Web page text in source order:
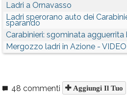
Ladri a Ornavasso
Ladri sperorano auto dei
sparando
Carabinieri: sgominata agguerrita
Mergozzo ladri in Azione - VIDEO
48 commenti Aggiungi Il Tuo